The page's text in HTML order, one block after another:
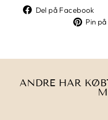
Del på Facebook
Pin
ANDRE HAR